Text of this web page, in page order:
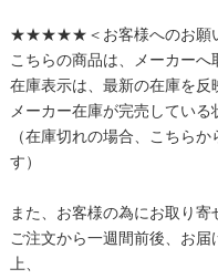
★★★★★＜お客様へのお
こちらの商品は、メーカーへ
在庫表示は、最新の在庫を反
メーカー在庫が完売している
（在庫切れの場合、こちら
す）
また、お客様の為にお取り寄
ご注文から一週間前後、お
上、